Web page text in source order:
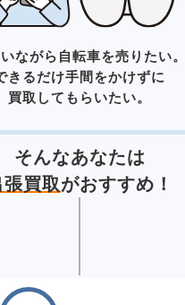
ながら自転車を売りたい。
きるだけ手間をかけずに
買取してもらいたい。
そんなあなたは
張買取がおすすめ！